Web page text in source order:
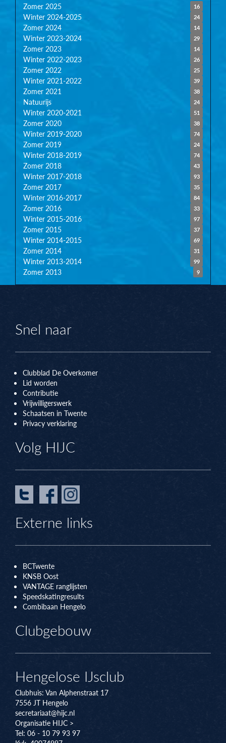
16
Zomer 2025
24
Winter 2024-2025
14
Zomer 2024
29
Winter 2023-2024
14
Zomer 2023
26
Winter 2022-2023
25
Zomer 2022
39
Winter 2021-2022
38
Zomer 2021
24
Natuurijs
51
Winter 2020-2021
38
Zomer 2020
74
Winter 2019-2020
24
Zomer 2019
74
Winter 2018-2019
43
Zomer 2018
93
Winter 2017-2018
35
Zomer 2017
84
Winter 2016-2017
33
Zomer 2016
97
Winter 2015-2016
37
Zomer 2015
69
Winter 2014-2015
31
Zomer 2014
99
Winter 2013-2014
9
Zomer 2013
Snel naar
Clubblad De Overkomer
Lid worden
Contributie
Vrijwilligerswerk
Schaatsen in Twente
Privacy verklaring
Volg HIJC
Externe links
BCTwente
KNSB Oost
VANTAGE ranglijsten
Speedskatingresults
Combibaan Hengelo
Clubgebouw
Hengelose IJsclub
Clubhuis: Van Alphenstraat 17
7556 JT Hengelo
secretariaat@hijc.nl
Organisatie HIJC >
Tel: 06 - 10 79 93 97